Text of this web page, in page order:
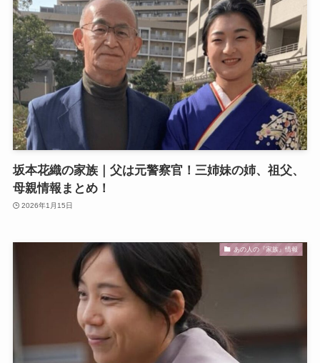
坂本花織の家族｜父は元警察官！三姉妹の姉、祖父、
母親情報まとめ！
2026年1月15日
あの人の『家族』情報